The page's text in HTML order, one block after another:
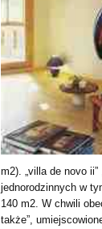
m2). „villa de novo
jednorodzinnych w
140 m2. W chwili
także”,